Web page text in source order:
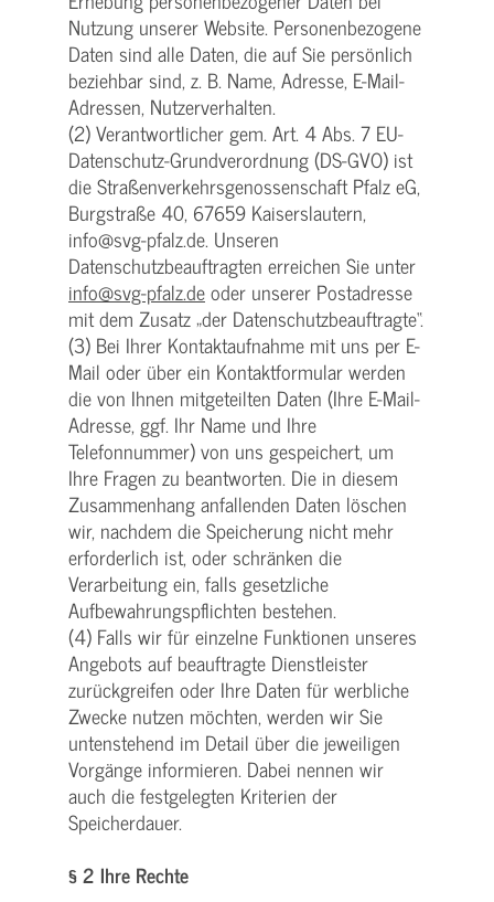
Nutzung unserer Website. Personenbezogene
Daten sind alle Daten, die auf Sie persönlich
beziehbar sind, z. B. Name, Adresse, E-Mail-
Adressen, Nutzerverhalten.
(2) Verantwortlicher gem. Art. 4 Abs. 7 EU-
Datenschutz-Grundverordnung (DS-GVO) ist
die Straßenverkehrsgenossenschaft Pfalz eG,
Burgstraße 40, 67659 Kaiserslautern,
info@svg-pfalz.de. Unseren
Datenschutzbeauftragten erreichen Sie unter
info@svg-pfalz.deoder unserer Postadresse
mit dem Zusatz „der Datenschutzbeauftragte“.
(3) Bei Ihrer Kontaktaufnahme mit uns per E-
Mail oder über ein Kontaktformular werden
die von Ihnen mitgeteilten Daten (Ihre E-Mail-
Adresse, ggf. Ihr Name und Ihre
Telefonnummer) von uns gespeichert, um
Ihre Fragen zu beantworten. Die in diesem
Zusammenhang anfallenden Daten löschen
wir, nachdem die Speicherung nicht mehr
erforderlich ist, oder schränken die
Verarbeitung ein, falls gesetzliche
Aufbewahrungspflichten bestehen.
(4) Falls wir für einzelne Funktionen unseres
Angebots auf beauftragte Dienstleister
zurückgreifen oder Ihre Daten für werbliche
Zwecke nutzen möchten, werden wir Sie
untenstehend im Detail über die jeweiligen
Vorgänge informieren. Dabei nennen wir
auch die festgelegten Kriterien der
Speicherdauer.
§ 2 Ihre Rechte